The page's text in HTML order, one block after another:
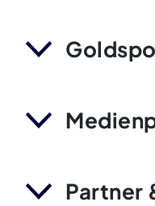
Partner